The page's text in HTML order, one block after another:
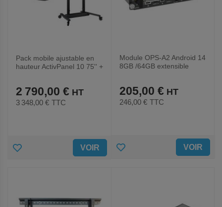
Pack mobile ajustable en
hauteur ActivPanel 10 75'' +
2 790,00 €
3 348,00 € TTC
AJOUTER VOIR
Module OPS-A2 Android 14
8GB /64GB extensible
205,00 €
246,00 € TTC
AJOUTER VOIR